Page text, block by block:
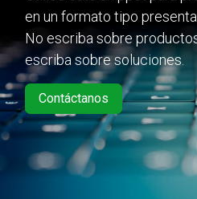
en un formato tipo
No escriba sobre
escriba sobre soluciones.
Contáctanos